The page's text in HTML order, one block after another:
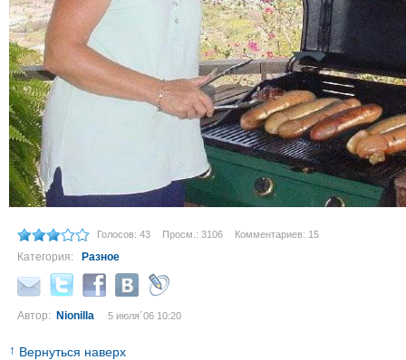
Голосов: 43 Просм.: 3106 Комментариев: 15
Категория: Разное
Автор: Nionilla 5 июля´06 10:20
↑ Вернуться наверх